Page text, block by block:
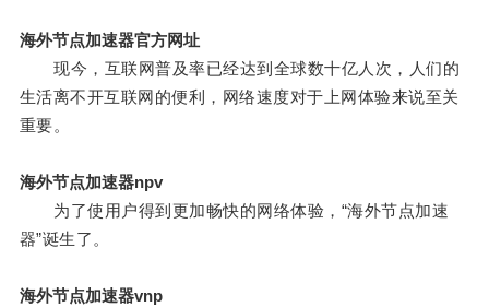
海外节点加速器官方网址
现今，互联网普及率已经达到全球数十亿人次，人们的
生活离不开互联网的便利，网络速度对于上网体验来说至关
重要。
海外节点加速器npv
为了使用户得到更加畅快的网络体验，“海外节点加速
器”诞生了。
海外节点加速器vnp